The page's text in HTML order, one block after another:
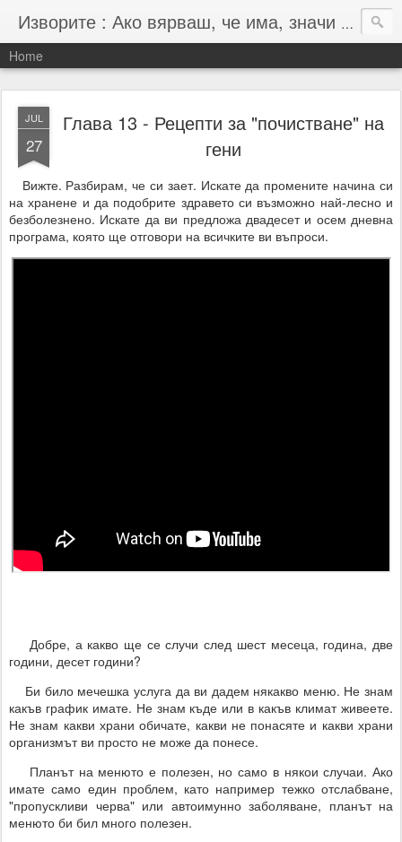
Изворите : Ако вярваш, че има, значи има :-)
Home
JUL
27
Глава 13 - Рецепти за "почистване" на
гени
Вижте. Разбирам, че си зает. Искате да промените начина си
на хранене и да подобрите здравето си възможно най-лесно и
безболезнено. Искате да ви предложа двадесет и осем дневна
програма, която ще отговори на всичките ви въпроси.
Добре, а какво ще се случи след шест месеца, година, две
години, десет години?
Би било мечешка услуга да ви дадем някакво меню. Не знам
какъв график имате. Не знам къде или в какъв климат живеете.
Не знам какви храни обичате, какви не понасяте и какви храни
организмът ви просто не може да понесе.
Планът на менюто е полезен, но само в някои случаи. Ако
имате само един проблем, като например тежко отслабване,
"пропускливи черва" или автоимунно заболяване, планът на
менюто би бил много полезен.